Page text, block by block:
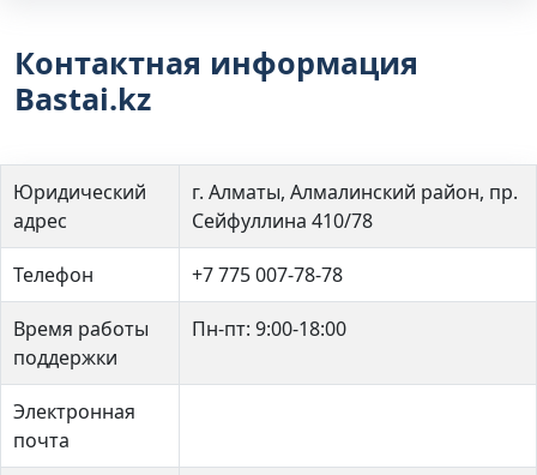
Контактная информация
Bastai.kz
Юридический
адрес
г. Алматы, Алмалинский район, пр.
Сейфуллина 410/78
Телефон +7 775 007-78-78
Время работы
поддержки
Пн-пт: 9:00-18:00
Электронная
почта